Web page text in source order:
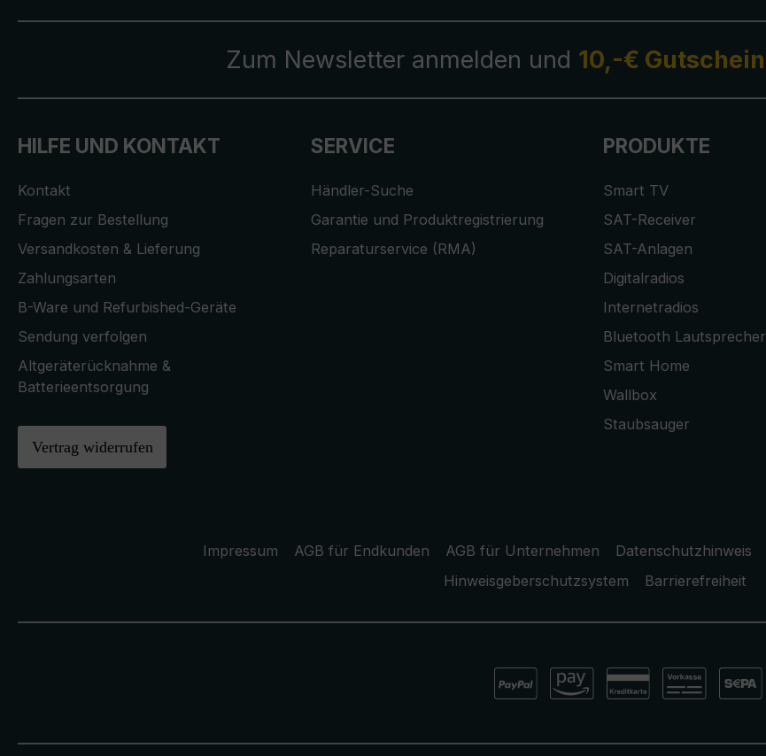
Zum Newsletter anmelden und 10,-€ Gutschein
HILFE UND KONTAKT
Kontakt
Fragen zur Bestellung
Versandkosten & Lieferung
Zahlungsarten
B-Ware und Refurbished-Geräte
Sendung verfolgen
Altgeräterücknahme &
Batterieentsorgung
Vertrag widerrufen
SERVICE
Händler-Suche
Garantie und Produktregistrierung
Reparaturservice (RMA)
PRODUKTE
Smart TV
SAT-Receiver
SAT-Anlagen
Digitalradios
Internetradios
Bluetooth Lautsprecher
Smart Home
Wallbox
Staubsauger
Impressum AGB für Endkunden AGB für Unternehmen Datenschutzhinweis
Hinweisgeberschutzsystem
Barrierefreiheit